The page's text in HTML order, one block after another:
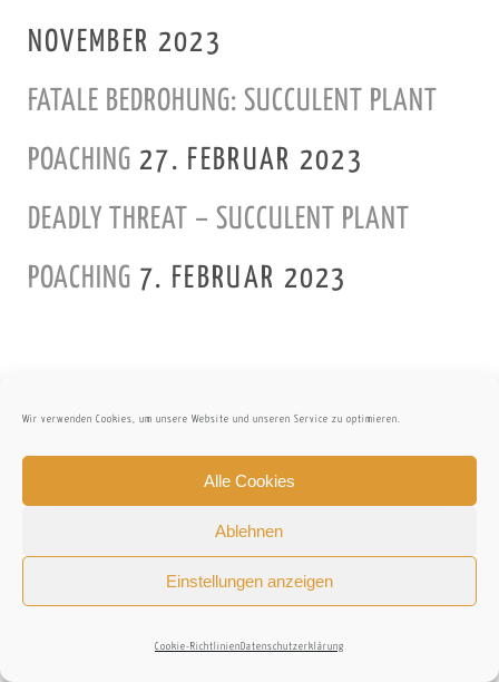
Wir verwenden Cookies, um unsere Website und unseren Service zu optimieren.
Alle Cookies
Ablehnen
Einstellungen anzeigen
Cookie-Richtlinien Datenschutzerklärung
NOVEMBER 2023
FATALE BEDROHUNG: SUCCULENT PLANT
POACHING 27. FEBRUAR 2023
DEADLY THREAT – SUCCULENT PLANT
POACHING 7. FEBRUAR 2023
25. – 26. JULI 2008 – MUTINONDO WILDERNESS
23. JULI 2008 – ISANGA BAY > KAPISHYA HOT